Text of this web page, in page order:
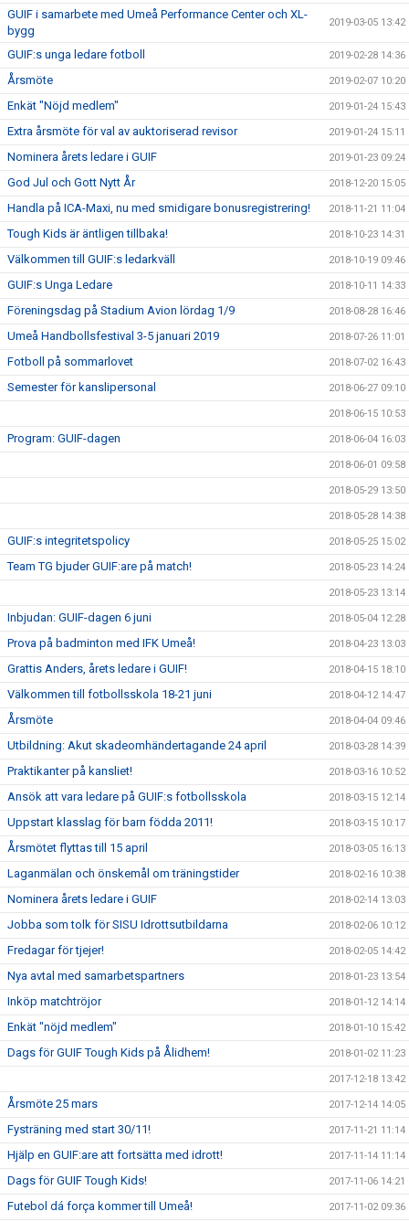
GUIF i samarbete med Umeå Performance Center och XL-
bygg
2019-03-05 13:42
GUIF:s unga ledare fotboll 2019-02-28 14:36
Årsmöte 2019-02-07 10:20
Enkät "Nöjd medlem" 2019-01-24 15:43
Extra årsmöte för val av auktoriserad revisor 2019-01-24 15:11
Nominera årets ledare i GUIF 2019-01-23 09:24
God Jul och Gott Nytt År 2018-12-20 15:05
Handla på ICA-Maxi, nu med smidigare bonusregistrering! 2018-11-21 11:04
Tough Kids är äntligen tillbaka! 2018-10-23 14:31
Välkommen till GUIF:s ledarkväll 2018-10-19 09:46
GUIF:s Unga Ledare 2018-10-11 14:33
Föreningsdag på Stadium Avion lördag 1/9 2018-08-28 16:46
Umeå Handbollsfestival 3-5 januari 2019 2018-07-26 11:01
Fotboll på sommarlovet 2018-07-02 16:43
Semester för kanslipersonal 2018-06-27 09:10
2018-06-15 10:53
Program: GUIF-dagen 2018-06-04 16:03
2018-06-01 09:58
2018-05-29 13:50
2018-05-28 14:38
GUIF:s integritetspolicy 2018-05-25 15:02
Team TG bjuder GUIF:are på match! 2018-05-23 14:24
2018-05-23 13:14
Inbjudan: GUIF-dagen 6 juni 2018-05-04 12:28
Prova på badminton med IFK Umeå! 2018-04-23 13:03
Grattis Anders, årets ledare i GUIF! 2018-04-15 18:10
Välkommen till fotbollsskola 18-21 juni 2018-04-12 14:47
Årsmöte 2018-04-04 09:46
Utbildning: Akut skadeomhändertagande 24 april 2018-03-28 14:39
Praktikanter på kansliet! 2018-03-16 10:52
Ansök att vara ledare på GUIF:s fotbollsskola 2018-03-15 12:14
Uppstart klasslag för barn födda 2011! 2018-03-15 10:17
Årsmötet flyttas till 15 april 2018-03-05 16:13
Laganmälan och önskemål om träningstider 2018-02-16 10:38
Nominera årets ledare i GUIF 2018-02-14 13:03
Jobba som tolk för SISU Idrottsutbildarna 2018-02-06 10:12
Fredagar för tjejer! 2018-02-05 14:42
Nya avtal med samarbetspartners 2018-01-23 13:54
Inköp matchtröjor 2018-01-12 14:14
Enkät "nöjd medlem" 2018-01-10 15:42
Dags för GUIF Tough Kids på Ålidhem! 2018-01-02 11:23
2017-12-18 13:42
Årsmöte 25 mars 2017-12-14 14:05
Fysträning med start 30/11! 2017-11-21 11:14
Hjälp en GUIF:are att fortsätta med idrott! 2017-11-14 11:14
Dags för GUIF Tough Kids! 2017-11-06 14:21
Futebol dá força kommer till Umeå! 2017-11-02 09:36